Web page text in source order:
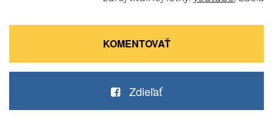
KOMENTOVAŤ
Zdieľať